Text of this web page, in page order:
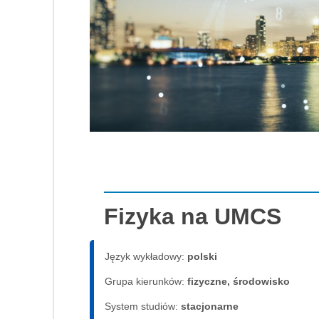
Fizyka na UMCS
Język wykładowy: polski
Grupa kierunków: fizyczne, środowisko
System studiów: sta­cjo­nar­ne